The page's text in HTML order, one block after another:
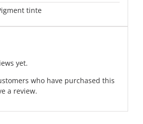
tinte
yet.
who have purchased this
a review.